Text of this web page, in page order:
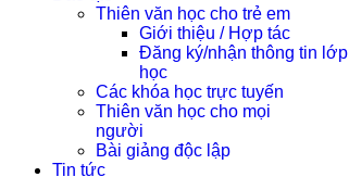
Thiên văn học cho trẻ em
Giới thiệu / Hợp tác
Đăng ký/nhận thông tin lớp
học
Các khóa học trực tuyến
Thiên văn học cho mọi
người
Bài giảng độc lập
Tin tức